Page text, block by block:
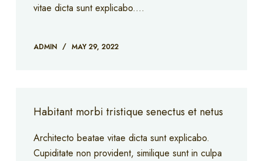
vitae dicta sunt explicabo.…
ADMIN MAY 29, 2022
Habitant morbi tristique senectus et netus
Architecto beatae vitae dicta sunt explicabo.
Cupiditate non provident, similique sunt in culpa